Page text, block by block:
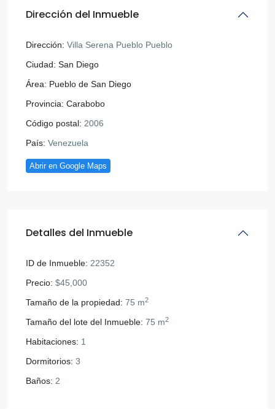
Dirección del Inmueble
Dirección: Villa Serena Pueblo Pueblo
Ciudad: San Diego
Área: Pueblo de San Diego
Provincia: Carabobo
Código postal: 2006
País: Venezuela
Abrir en Google Maps
Detalles del Inmueble
ID de Inmueble: 22352
Precio: $45,000
Tamaño de la propiedad: 75 m2
Tamaño del lote del Inmueble: 75 m2
Habitaciones: 1
Dormitorios: 3
Baños: 2